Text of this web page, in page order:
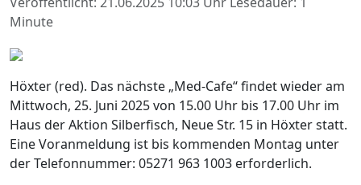
Minute
Höxter (red). Das nächste „Med-Cafe“ findet wieder am
Mittwoch, 25. Juni 2025 von 15.00 Uhr bis 17.00 Uhr im
Haus der Aktion Silberfisch, Neue Str. 15 in Höxter statt.
Eine Voranmeldung ist bis kommenden Montag unter
der Telefonnummer: 05271 963 1003 erforderlich.